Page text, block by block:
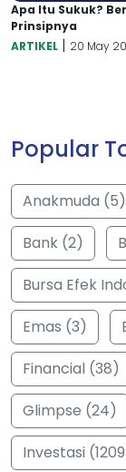
Apa Itu Sukuk?
Prinsipnya
ARTIKEL | 20 May
Popular
Anakmuda (5)
Bank (2)
Bursa Efek
Emas (3)
Financial (38)
Glimpse (24)
Investasi